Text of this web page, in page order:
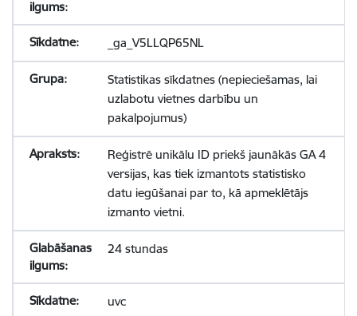
_ga_V5LLQP65NL
Statistikas sīkdatnes (nepieciešamas, lai
uzlabotu vietnes darbību un
pakalpojumus)
Reģistrē unikālu ID priekš jaunākās GA 4
versijas, kas tiek izmantots statistisko
datu iegūšanai par to, kā apmeklētājs
izmanto vietni.
24 stundas
uvc